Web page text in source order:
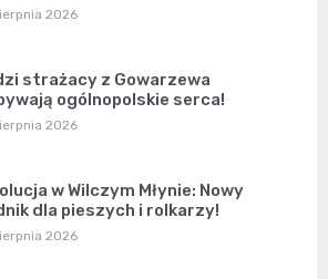
2026
strażacy z Gowarzewa
ogólnopolskie serca!
2026
w Wilczym Młynie: Nowy
dla pieszych i rolkarzy!
2026